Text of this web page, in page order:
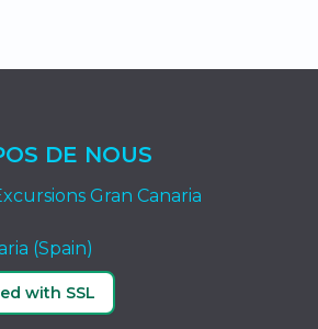
DE NOUS
Gran Canaria
(Spain)
with SSL